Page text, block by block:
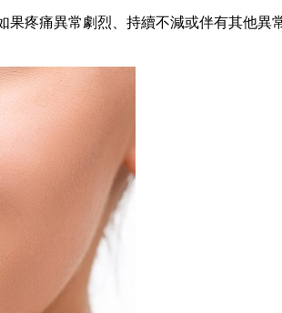
疼痛異常劇烈、持續不減或伴有其他異